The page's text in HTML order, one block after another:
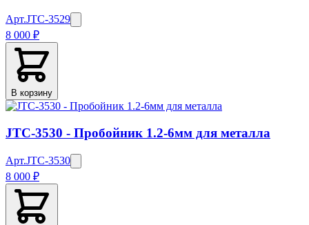
Арт.JTC-3529
8 000 ₽
В корзину
JTC-3530 - Пробойник 1.2-6мм для металла
Арт.JTC-3530
8 000 ₽